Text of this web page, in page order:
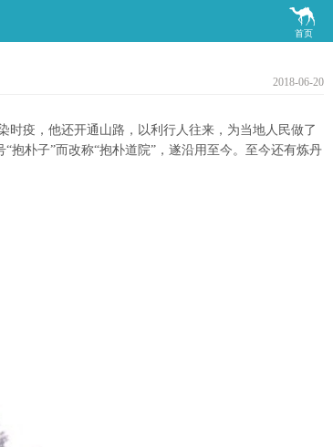

首页
2018-06-20
疫，他还开通山路，以利行人往来，为当地人民做了
抱朴子”而改称“抱朴道院”，遂沿用至今。至今还有炼丹